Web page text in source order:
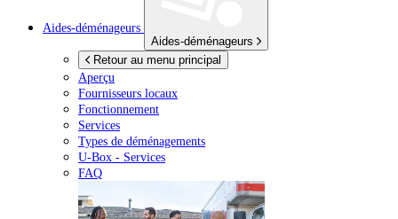
Aides-déménageurs
Aides-déménageurs
Retour au menu principal
Aperçu
Fournisseurs locaux
Fonctionnement
Services
Types de déménagements
U-Box - Services
FAQ